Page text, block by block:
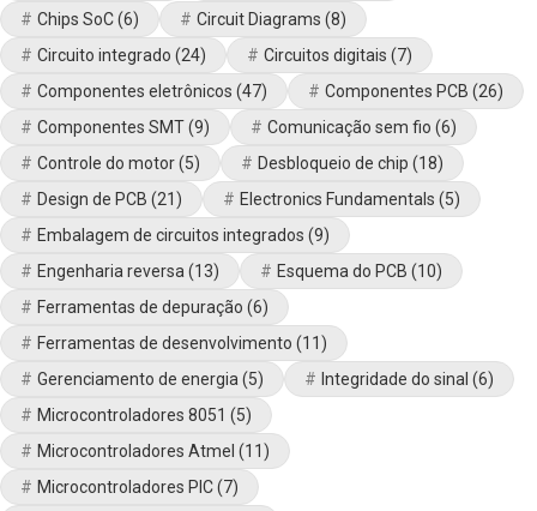
Chips SoC(6) Circuit Diagrams (8)
Circuito integrado (24) Circuitos digitais (7)
Componentes eletrônicos (47) Componentes PCB (26)
Componentes SMT(9) Comunicação sem fio (6)
Controle do motor(5) Desbloqueio de chip (18)
Design de PCB (21) Electronics Fundamentals (5)
Embalagem de circuitos integrados (9)
Engenharia reversa (13) Esquema do PCB (10)
Ferramentas de depuração (6)
Ferramentas de desenvolvimento (11)
Gerenciamento de energia (5) Integridade do sinal (6)
Microcontroladores 8051 (5)
Microcontroladores Atmel (11)
Microcontroladores PIC(7)